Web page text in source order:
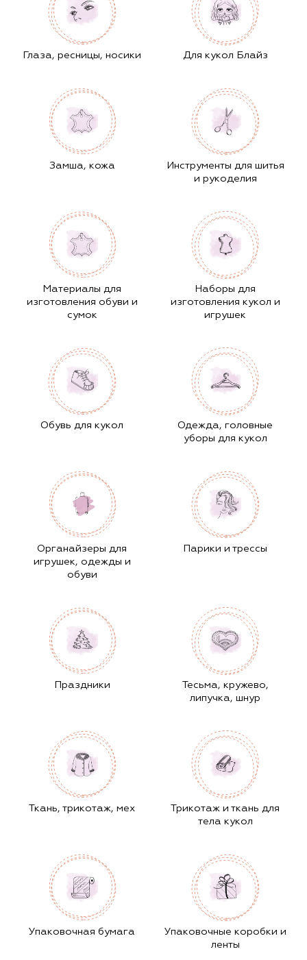
Глаза, ресницы, носики Для кукол Блайз
Замша, кожа
Инструменты для шитья
и рукоделия
Материалы для
изготовления обуви и
сумок
Наборы для
изготовления кукол и
игрушек
Обувь для кукол
Одежда, головные
уборы для кукол
Органайзеры для
игрушек, одежды и
обуви
Парики и трессы
Праздники
Тесьма, кружево,
липучка, шнур
Ткань, трикотаж, мех
Трикотаж и ткань для
тела кукол
Упаковочная бумага
Упаковочные коробки и
ленты